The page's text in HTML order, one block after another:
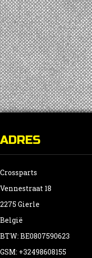
ADRES
Crossparts
Vennestraat 18
2275 Gierle
België
BTW: BE0807590623
GSM: +32498608155